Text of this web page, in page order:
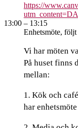
https://
13:00 – 13:15
Enhetsmöte, följt
Vi har möten
På huset finns
mellan:
1. Kök och café
har